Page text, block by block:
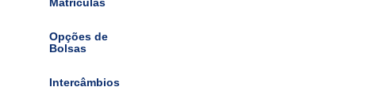
Matrículas
Opções de
Bolsas
Intercâmbios